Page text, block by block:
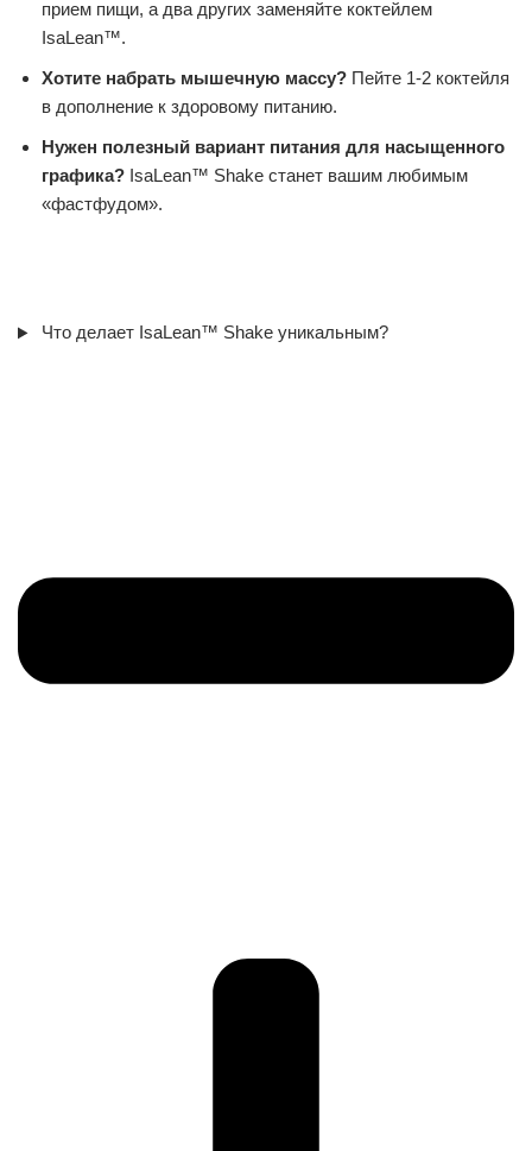
прием пищи, а два других заменяйте коктейлем
IsaLean™.
Хотите набрать мышечную массу? Пейте 1-2 коктейля
в дополнение к здоровому питанию.
Нужен полезный вариант питания для насыщенного
графика? IsaLean™ Shake станет вашим любимым
«фастфудом».
Что делает IsaLean™ Shake уникальным?